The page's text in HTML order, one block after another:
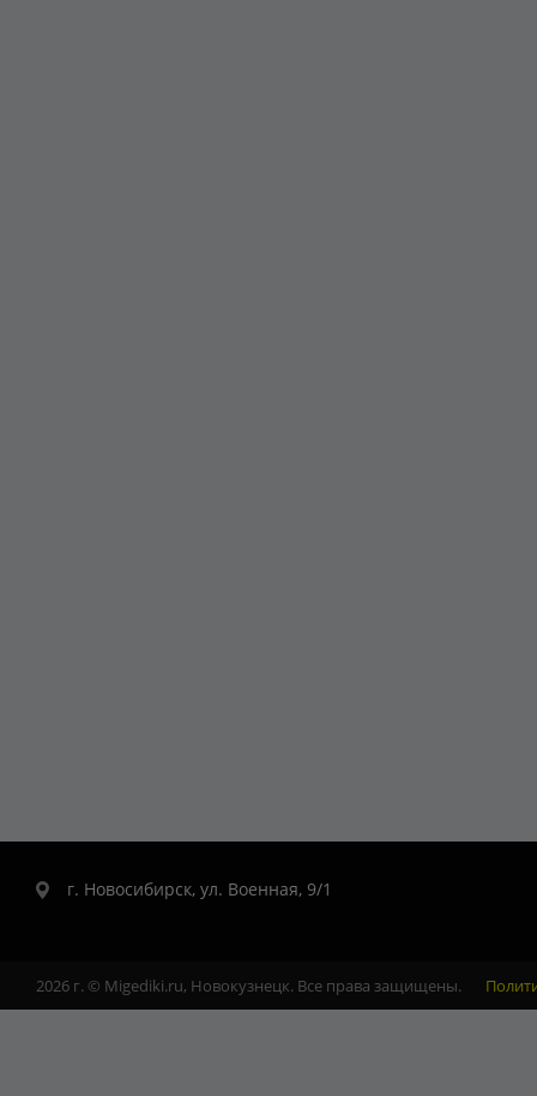
г. Новосибирск, ул. Военная, 9/1
2026 г. © Migediki.ru, Новокузнецк. Все права защищены.